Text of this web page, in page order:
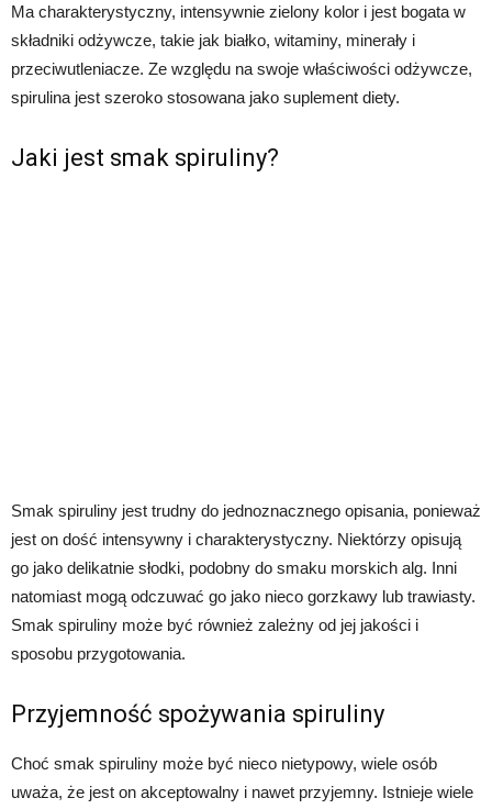
Ma charakterystyczny, intensywnie zielony kolor i jest bogata w
składniki odżywcze, takie jak białko, witaminy, minerały i
przeciwutleniacze. Ze względu na swoje właściwości odżywcze,
spirulina jest szeroko stosowana jako suplement diety.
Jaki jest smak spiruliny?
Smak spiruliny jest trudny do jednoznacznego opisania, ponieważ
jest on dość intensywny i charakterystyczny. Niektórzy opisują
go jako delikatnie słodki, podobny do smaku morskich alg. Inni
natomiast mogą odczuwać go jako nieco gorzkawy lub trawiasty.
Smak spiruliny może być również zależny od jej jakości i
sposobu przygotowania.
Przyjemność spożywania spiruliny
Choć smak spiruliny może być nieco nietypowy, wiele osób
uważa, że jest on akceptowalny i nawet przyjemny. Istnieje wiele